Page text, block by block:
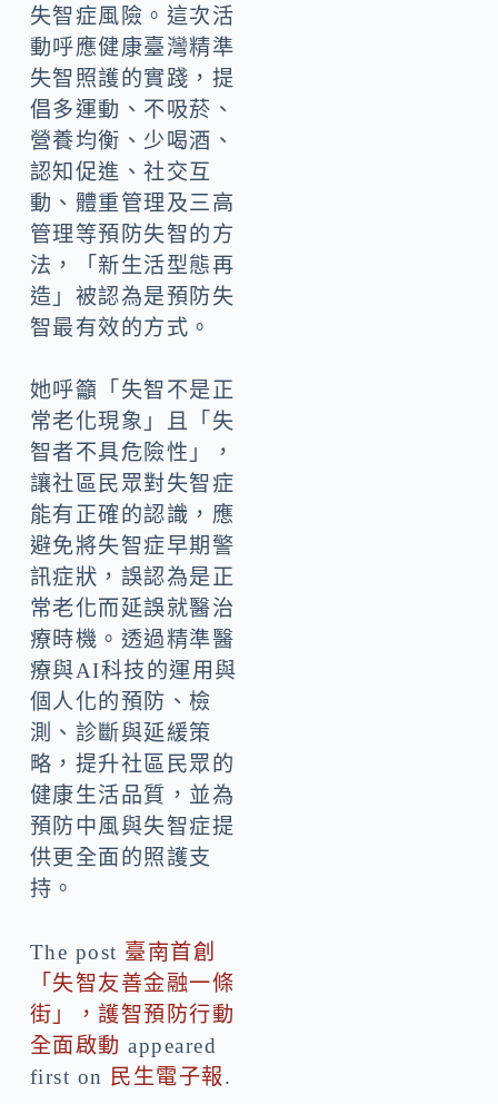
失智症風險。這次活
動呼應健康臺灣精準
失智照護的實踐，提
倡多運動、不吸菸、
營養均衡、少喝酒、
認知促進、社交互
動、體重管理及三高
管理等預防失智的方
法，「新生活型態再
造」被認為是預防失
智最有效的方式。
她呼籲「失智不是正
常老化現象」且「失
智者不具危險性」，
讓社區民眾對失智症
能有正確的認識，應
避免將失智症早期警
訊症狀，誤認為是正
常老化而延誤就醫治
療時機。透過精準醫
療與AI科技的運用與
個人化的預防、檢
測、診斷與延緩策
略，提升社區民眾的
健康生活品質，並為
預防中風與失智症提
供更全面的照護支
持。
The post 臺南首創
「失智友善金融一條
街」，護智預防行動
全面啟動 appeared
first on 民生電子報.